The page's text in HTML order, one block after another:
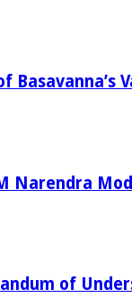
Narendra
of